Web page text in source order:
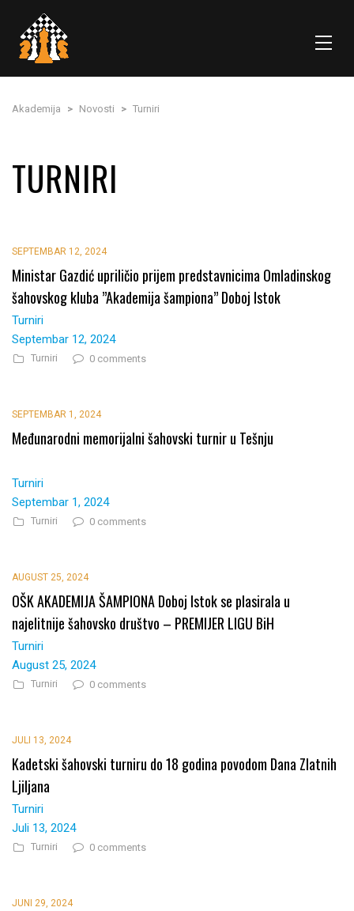
Akademija > Novosti > Turniri
TURNIRI
SEPTEMBAR 12, 2024
Ministar Gazdić upriličio prijem predstavnicima Omladinskog
šahovskog kluba ”Akademija šampiona” Doboj Istok
Turniri
Septembar 12, 2024
Turniri 0 comments
SEPTEMBAR 1, 2024
Međunarodni memorijalni šahovski turnir u Tešnju
Turniri
Septembar 1, 2024
Turniri 0 comments
AUGUST 25, 2024
OŠK AKADEMIJA ŠAMPIONA Doboj Istok se plasirala u
najelitnije šahovsko društvo – PREMIJER LIGU BiH
Turniri
August 25, 2024
Turniri 0 comments
JULI 13, 2024
Kadetski šahovski turniru do 18 godina povodom Dana Zlatnih
Ljiljana
Turniri
Juli 13, 2024
Turniri 0 comments
JUNI 29, 2024